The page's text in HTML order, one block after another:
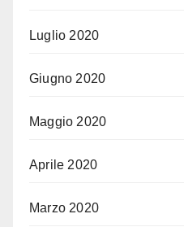
Luglio 2020
Giugno 2020
Maggio 2020
Aprile 2020
Marzo 2020